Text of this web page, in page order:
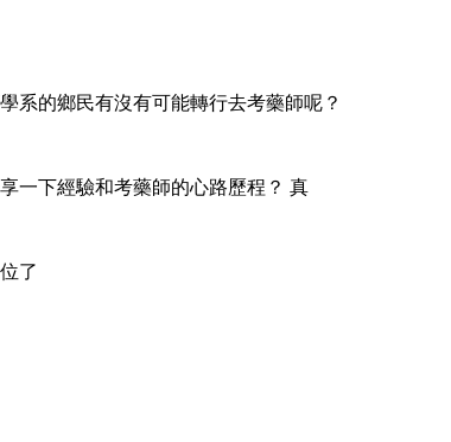
系的鄉民有沒有可能轉行去考藥師呢？
一下經驗和考藥師的心路歷程？ 真
了